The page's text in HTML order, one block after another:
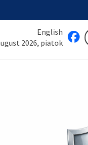
English
2026, piatok